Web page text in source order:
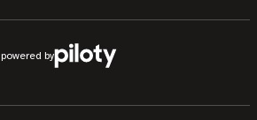
powered by